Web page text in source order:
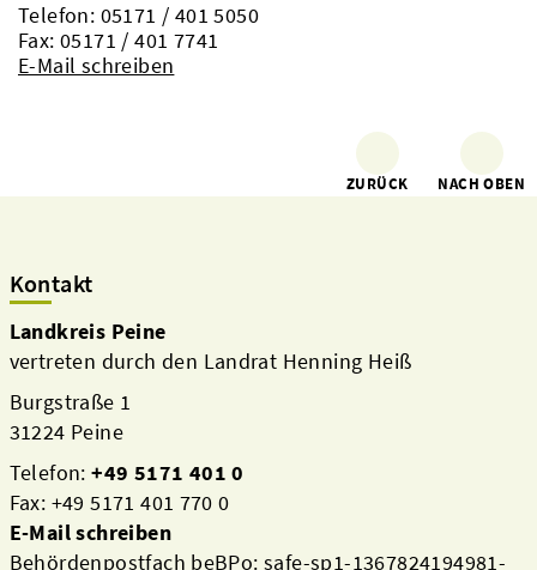
Telefon: 05171 / 401 5050
Fax: 05171 / 401 7741
E-Mail schreiben
ZURÜCK NACH OBEN
Kontakt
Landkreis Peine
vertreten durch den Landrat Henning Heiß
Burgstraße 1
31224 Peine
Telefon:+49 5171 401 0
Fax: +49 5171 401 770 0
E-Mail schreiben
Behördenpostfach beBPo: safe-sp1-1367824194981-